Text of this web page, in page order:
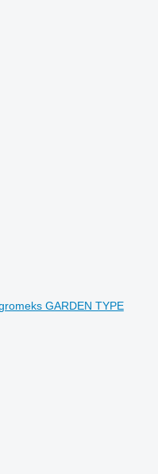
GARDEN TYPE